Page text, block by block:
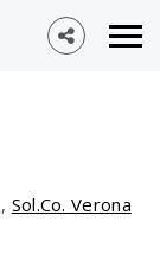
, Sol.Co. Verona